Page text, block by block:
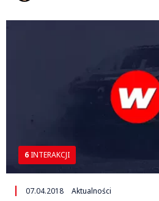
6 INTERAKCJI
07.04.2018 Aktualności